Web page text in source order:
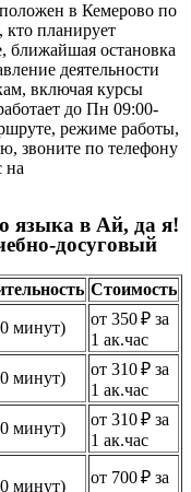
в Кемерово по
кто планирует
ближайшая остановка
деятельности
включая курсы
до Пн 09:00-
режиме работы,
звоните по телефону
на
языка в Ай, да я!
досуговый
Стоимость
минут)
от 350 ₽ за
1 ак.час
минут)
от 310 ₽ за
1 ак.час
минут)
от 310 ₽ за
1 ак.час
минут)
от 700 ₽ за